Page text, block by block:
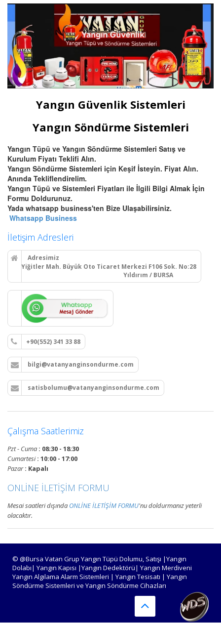
Devamını Oku
Bursa Hassas Yangın ve Duman
Dedektörü Çeşitleri
Bursa duman dedektörü ısı
dedektörü, (pilli duman
multisensörler ve yüksek tavanlı
yangın dedektörü satış ve
montajı.
Bursa Otomatik Gazlı Söndürme
ve Mühendislik Sistemleri
Bursa FM200, Novec 1230
montaj ve tüp dolumu.
Bursa Yangın Dolabı, Hortum
dolapları montajı, seyyar
tekerlekli yangın hortumu
makaraları, yangın hidrant
hatları kurulumu ve periyodik
vana testleri.
yangın alarm kontrol paneli
projelendirme, montaj ve
Bursa Yangın Algılama ve İhbar
Alarm Sistemleri
Bursa adresli ve konvansiyonel
yangın alarm sistemleri
Yangın Güvenlik Sistemleri
Yangın Söndürme Sistemleri
Yangın Tüpü ve Yangın Söndürme Sistemleri Satış ve
Kurulum Fiyatı Teklifi Alın.
Yangın Söndürme Sistemleri için Keşif İsteyin. Fiyat Alın.
Anında Tekliflendirelim.
Yangın Tüpü ve Sistemleri Fiyatları ile İlgili Bilgi Almak İçin
Formu Doldurunuz.
Yada whatsapp business'ten Bize Ulaşabilirsiniz.
Whatsapp Business
İletişim Adresleri
Adresimiz
Yiğitler Mah. Büyük Oto Ticaret Merkezi F106 Sok. No:28
Yıldırım / BURSA
+90(552) 341 33 88
bilgi@vatanyanginsondurme.com
satisbolumu@vatanyanginsondurme.com
Çalışma Saatlerimiz
Pzt - Cuma : 08:30 - 18:30
Cumartesi: 10:00 - 17:00
Pazar: Kapalı
ONLİNE İLETİŞİM FORMU
Mesai saatleri dışında ONLİNE İLETİŞİM FORMU'nu doldurmanız yeterli
olacaktır.
© @Bursa Vatan Grup Yangın Tüpü Dolumu, Satışı |Yangın
Dolabı| Yangın Kapısı |Yangın Dedektörü| Yangın Merdiveni
Yangın Algılama Alarm Sistemleri | Yangın Tesisatı | Yangın
Söndürme Sistemleri ve Yangın Söndürme Cihazları